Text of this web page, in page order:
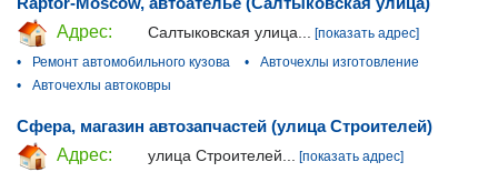
Адрес:
Салтыковская улица... [показать адрес]
•
Ремонт автомобильного кузова •
Авточехлы изготовление
•
Авточехлы автоковры
Сфера, магазин автозапчастей (улица Строителей)
Адрес:
улица Строителей... [показать адрес]